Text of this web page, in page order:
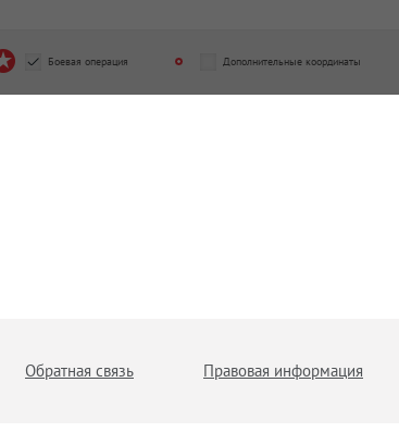
Боевая операция Дополнительные координаты
Обратная связь Правовая информация